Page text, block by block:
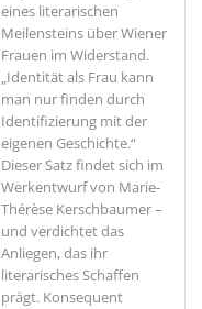
eines literarischen
Meilensteins über Wiener
Frauen im Widerstand.
„Identität als Frau kann
man nur finden durch
Identifizierung mit der
eigenen Geschichte.“
Dieser Satz findet sich im
Werkentwurf von Marie-
Thérèse Kerschbaumer –
und verdichtet das
Anliegen, das ihr
literarisches Schaffen
prägt. Konsequent